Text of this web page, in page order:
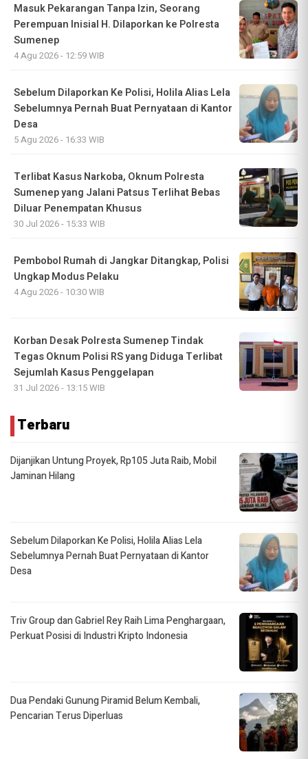
Masuk Pekarangan Tanpa Izin, Seorang
Perempuan Inisial H. Dilaporkan ke Polresta
Sumenep
4 Agu 2026 - 12:59 WIB
Sebelum Dilaporkan Ke Polisi, Holila Alias Lela
Sebelumnya Pernah Buat Pernyataan di Kantor
Desa
5 Agu 2026 - 16:33 WIB
Terlibat Kasus Narkoba, Oknum Polresta
Sumenep yang Jalani Patsus Terlihat Bebas
Diluar Penempatan Khusus
30 Jul 2026 - 15:33 WIB
Pembobol Rumah di Jangkar Ditangkap, Polisi
Ungkap Modus Pelaku
4 Agu 2026 - 10:30 WIB
Korban Desak Polresta Sumenep Tindak
Tegas Oknum Polisi RS yang Diduga Terlibat
Sejumlah Kasus Penggelapan
31 Jul 2026 - 13:15 WIB
Terbaru
Dijanjikan Untung Proyek, Rp105 Juta Raib, Mobil
Jaminan Hilang
Sebelum Dilaporkan Ke Polisi, Holila Alias Lela
Sebelumnya Pernah Buat Pernyataan di Kantor
Desa
Triv Group dan Gabriel Rey Raih Lima Penghargaan,
Perkuat Posisi di Industri Kripto Indonesia
Dua Pendaki Gunung Piramid Belum Kembali,
Pencarian Terus Diperluas